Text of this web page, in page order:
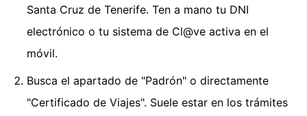
Santa Cruz de Tenerife. Ten a mano tu DNI
electrónico o tu sistema de Cl@ve activa en el
móvil.
Busca el apartado de "Padrón" o directamente
"Certificado de Viajes". Suele estar en los trámites